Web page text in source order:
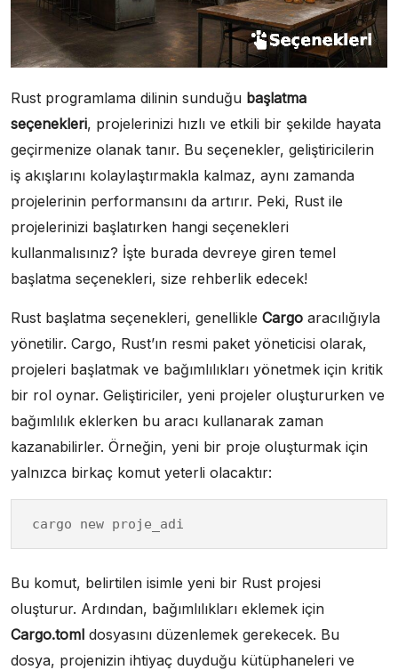
Rust programlama dilinin sunduğu başlatma
seçenekleri, projelerinizi hızlı ve etkili bir şekilde hayata
geçirmenize olanak tanır. Bu seçenekler, geliştiricilerin
iş akışlarını kolaylaştırmakla kalmaz, aynı zamanda
projelerinin performansını da artırır. Peki, Rust ile
projelerinizi başlatırken hangi seçenekleri
kullanmalısınız? İşte burada devreye giren temel
başlatma seçenekleri, size rehberlik edecek!
Rust başlatma seçenekleri, genellikle Cargo aracılığıyla
yönetilir. Cargo, Rust’ın resmi paket yöneticisi olarak,
projeleri başlatmak ve bağımlılıkları yönetmek için kritik
bir rol oynar. Geliştiriciler, yeni projeler oluştururken ve
bağımlılık eklerken bu aracı kullanarak zaman
kazanabilirler. Örneğin, yeni bir proje oluşturmak için
yalnızca birkaç komut yeterli olacaktır:
cargo new proje_adi
Bu komut, belirtilen isimle yeni bir Rust projesi
oluşturur. Ardından, bağımlılıkları eklemek için
Cargo.toml dosyasını düzenlemek gerekecek. Bu
dosya, projenizin ihtiyaç duyduğu kütüphaneleri ve